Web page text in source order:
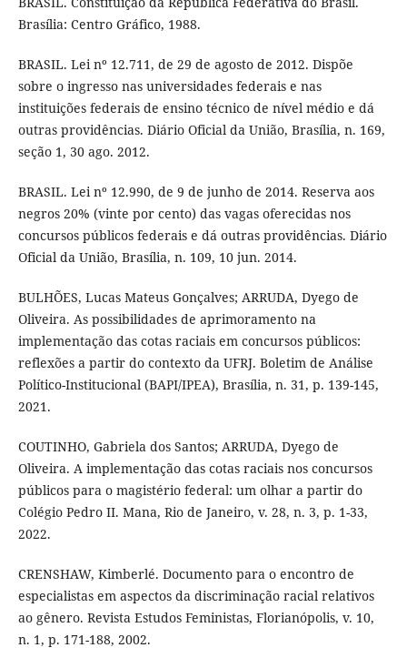
Brasília: Centro Gráfico, 1988.
BRASIL. Lei nº 12.711, de 29 de agosto de 2012. Dispõe
sobre o ingresso nas universidades federais e nas
instituições federais de ensino técnico de nível médio e dá
outras providências. Diário Oficial da União, Brasília, n. 169,
seção 1, 30 ago. 2012.
BRASIL. Lei nº 12.990, de 9 de junho de 2014. Reserva aos
negros 20% (vinte por cento) das vagas oferecidas nos
concursos públicos federais e dá outras providências. Diário
Oficial da União, Brasília, n. 109, 10 jun. 2014.
BULHÕES, Lucas Mateus Gonçalves; ARRUDA, Dyego de
Oliveira. As possibilidades de aprimoramento na
implementação das cotas raciais em concursos públicos:
reflexões a partir do contexto da UFRJ. Boletim de Análise
Político-Institucional (BAPI/IPEA), Brasília, n. 31, p. 139-145,
2021.
COUTINHO, Gabriela dos Santos; ARRUDA, Dyego de
Oliveira. A implementação das cotas raciais nos concursos
públicos para o magistério federal: um olhar a partir do
Colégio Pedro II. Mana, Rio de Janeiro, v. 28, n. 3, p. 1-33,
2022.
CRENSHAW, Kimberlé. Documento para o encontro de
especialistas em aspectos da discriminação racial relativos
ao gênero. Revista Estudos Feministas, Florianópolis, v. 10,
n. 1, p. 171-188, 2002.